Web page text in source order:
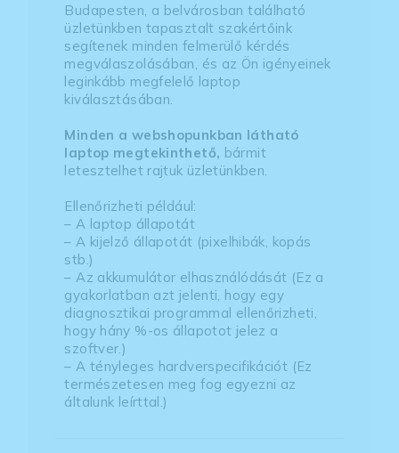
Budapesten, a belvárosban található
üzletünkben tapasztalt szakértőink
segítenek minden felmerülő kérdés
megválaszolásában, és az Ön igényeinek
leginkább megfelelő laptop
kiválasztásában.
Minden a webshopunkban látható
laptop megtekinthető, bármit
letesztelhet rajtuk üzletünkben.
Ellenőrizheti például:
– A laptop állapotát
– A kijelző állapotát (pixelhibák, kopás
stb.)
– Az akkumulátor elhasználódását (Ez a
gyakorlatban azt jelenti, hogy egy
diagnosztikai programmal ellenőrizheti,
hogy hány %-os állapotot jelez a
szoftver.)
– A tényleges hardverspecifikációt (Ez
természetesen meg fog egyezni az
általunk leírttal.)